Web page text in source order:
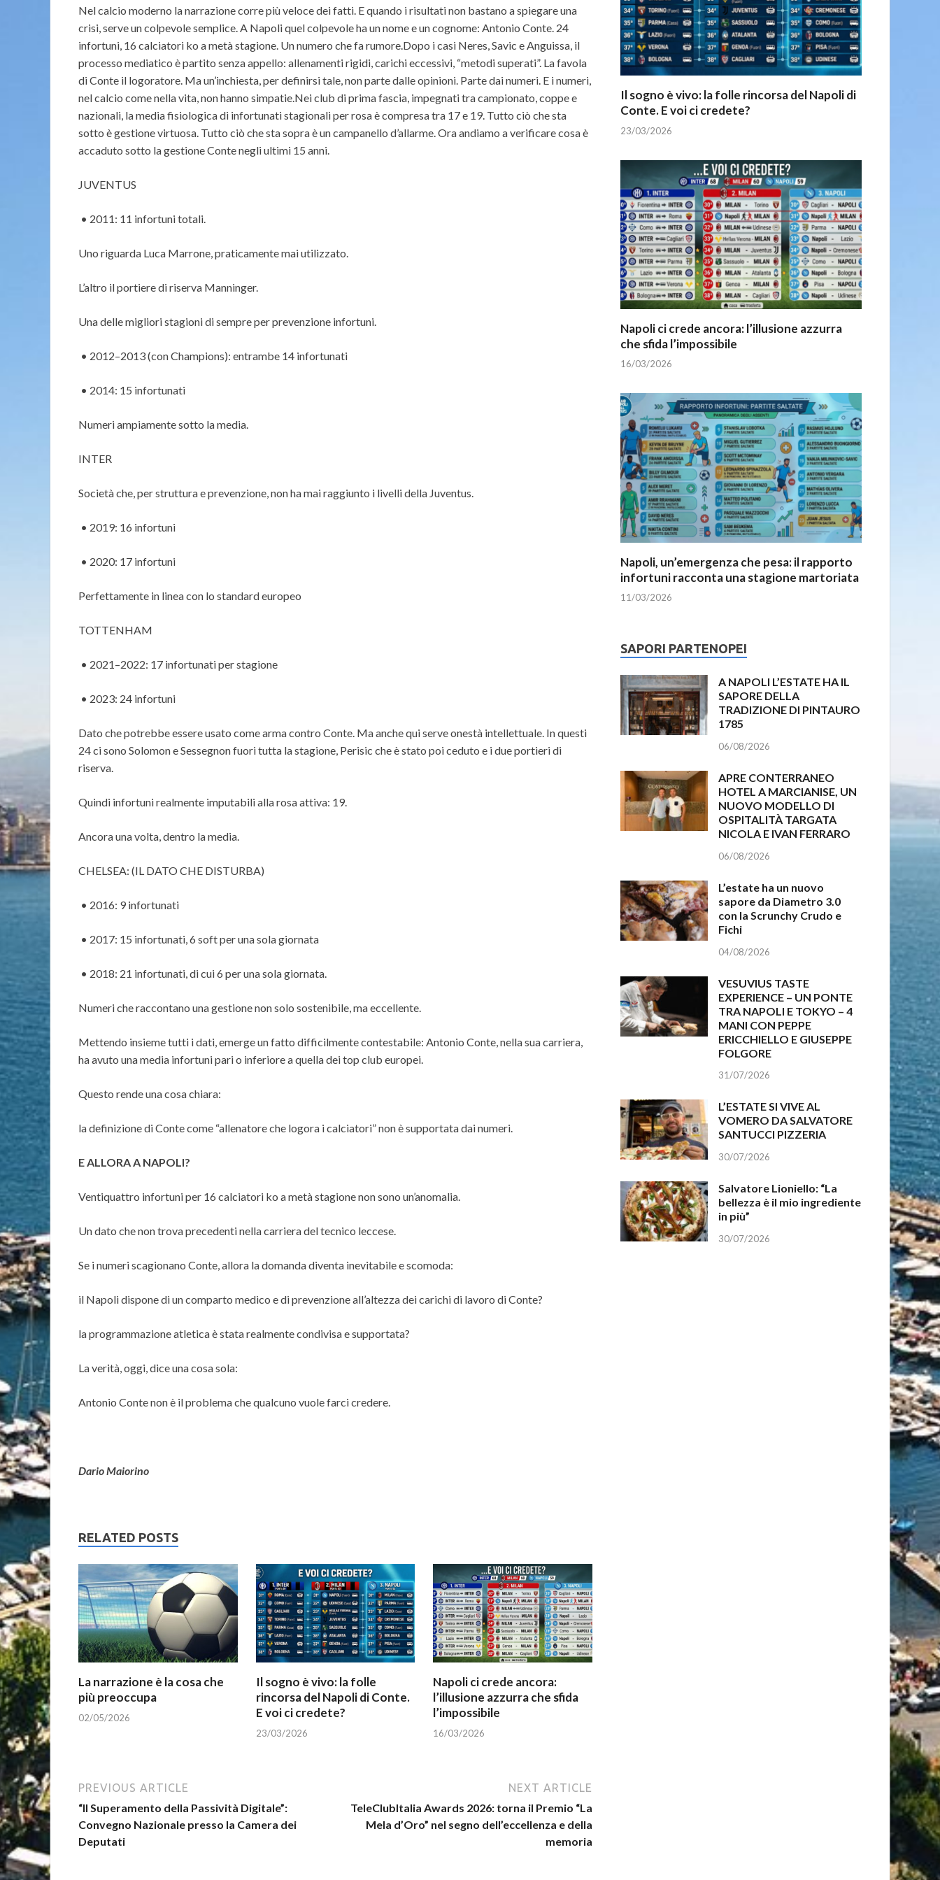
Nel calcio moderno la narrazione corre più veloce dei fatti. E quando i risultati non bastano a spiegare una
crisi, serve un colpevole semplice. A Napoli quel colpevole ha un nome e un cognome: Antonio Conte. 24
infortuni, 16 calciatori ko a metà stagione. Un numero che fa rumore.Dopo i casi Neres, Savic e Anguissa, il
processo mediatico è partito senza appello: allenamenti rigidi, carichi eccessivi, “metodi superati”. La favola
di Conte il logoratore. Ma un’inchiesta, per definirsi tale, non parte dalle opinioni. Parte dai numeri. E i numeri,
nel calcio come nella vita, non hanno simpatie.Nei club di prima fascia, impegnati tra campionato, coppe e
nazionali, la media fisiologica di infortunati stagionali per rosa è compresa tra 17 e 19. Tutto ciò che sta
sotto è gestione virtuosa. Tutto ciò che sta sopra è un campanello d’allarme. Ora andiamo a verificare cosa è
accaduto sotto la gestione Conte negli ultimi 15 anni.
JUVENTUS
• 2011: 11 infortuni totali.
Uno riguarda Luca Marrone, praticamente mai utilizzato.
L’altro il portiere di riserva Manninger.
Una delle migliori stagioni di sempre per prevenzione infortuni.
• 2012–2013 (con Champions): entrambe 14 infortunati
• 2014: 15 infortunati
Numeri ampiamente sotto la media.
INTER
Società che, per struttura e prevenzione, non ha mai raggiunto i livelli della Juventus.
• 2019: 16 infortuni
• 2020: 17 infortuni
Perfettamente in linea con lo standard europeo
TOTTENHAM
• 2021–2022: 17 infortunati per stagione
• 2023: 24 infortuni
Dato che potrebbe essere usato come arma contro Conte. Ma anche qui serve onestà intellettuale. In questi
24 ci sono Solomon e Sessegnon fuori tutta la stagione, Perisic che è stato poi ceduto e i due portieri di
riserva.
Quindi infortuni realmente imputabili alla rosa attiva: 19.
Ancora una volta, dentro la media.
CHELSEA: (IL DATO CHE DISTURBA)
• 2016: 9 infortunati
• 2017: 15 infortunati, 6 soft per una sola giornata
• 2018: 21 infortunati, di cui 6 per una sola giornata.
Numeri che raccontano una gestione non solo sostenibile, ma eccellente.
Mettendo insieme tutti i dati, emerge un fatto difficilmente contestabile: Antonio Conte, nella sua carriera,
ha avuto una media infortuni pari o inferiore a quella dei top club europei.
Questo rende una cosa chiara:
la definizione di Conte come “allenatore che logora i calciatori” non è supportata dai numeri.
E ALLORA A NAPOLI?
Ventiquattro infortuni per 16 calciatori ko a metà stagione non sono un’anomalia.
Un dato che non trova precedenti nella carriera del tecnico leccese.
Se i numeri scagionano Conte, allora la domanda diventa inevitabile e scomoda:
il Napoli dispone di un comparto medico e di prevenzione all’altezza dei carichi di lavoro di Conte?
la programmazione atletica è stata realmente condivisa e supportata?
La verità, oggi, dice una cosa sola:
Antonio Conte non è il problema che qualcuno vuole farci credere.
Dario Maiorino
RELATED POSTS
La narrazione è la cosa che
più preoccupa
02/05/2026
Il sogno è vivo: la folle
rincorsa del Napoli di Conte.
E voi ci credete?
23/03/2026
Napoli ci crede ancora:
l’illusione azzurra che sfida
l’impossibile
16/03/2026
PREVIOUS ARTICLE
“Il Superamento della Passività Digitale”:
Convegno Nazionale presso la Camera dei
Deputati
NEXT ARTICLE
TeleClubItalia Awards 2026: torna il Premio “La
Mela d’Oro” nel segno dell’eccellenza e della
memoria
Il sogno è vivo: la folle rincorsa del Napoli di
Conte. E voi ci credete?
23/03/2026
Napoli ci crede ancora: l’illusione azzurra
che sfida l’impossibile
16/03/2026
Napoli, un’emergenza che pesa: il rapporto
infortuni racconta una stagione martoriata
11/03/2026
SAPORI PARTENOPEI
A NAPOLI L’ESTATE HA IL
SAPORE DELLA
TRADIZIONE DI PINTAURO
1785
06/08/2026
APRE CONTERRANEO
HOTEL A MARCIANISE, UN
NUOVO MODELLO DI
OSPITALITÀ TARGATA
NICOLA E IVAN FERRARO
06/08/2026
L’estate ha un nuovo
sapore da Diametro 3.0
con la Scrunchy Crudo e
Fichi
04/08/2026
VESUVIUS TASTE
EXPERIENCE – UN PONTE
TRA NAPOLI E TOKYO – 4
MANI CON PEPPE
ERICCHIELLO E GIUSEPPE
FOLGORE
31/07/2026
L’ESTATE SI VIVE AL
VOMERO DA SALVATORE
SANTUCCI PIZZERIA
30/07/2026
Salvatore Lioniello: “La
bellezza è il mio ingrediente
in più”
30/07/2026